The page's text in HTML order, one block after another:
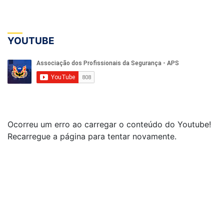
YOUTUBE
Ocorreu um erro ao carregar o conteúdo do Youtube!
Recarregue a página para tentar novamente.